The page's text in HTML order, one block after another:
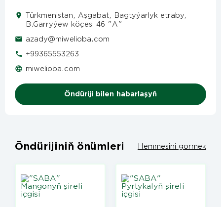
Türkmenistan, Aşgabat, Bagtyýarlyk etraby,
B.Garryýew köçesi 46 "A"
azady@miwelioba.com
+99365553263
miwelioba.com
Öndüriji bilen habarlaşyň
Öndürijiniň önümleri Hemmesini gormek